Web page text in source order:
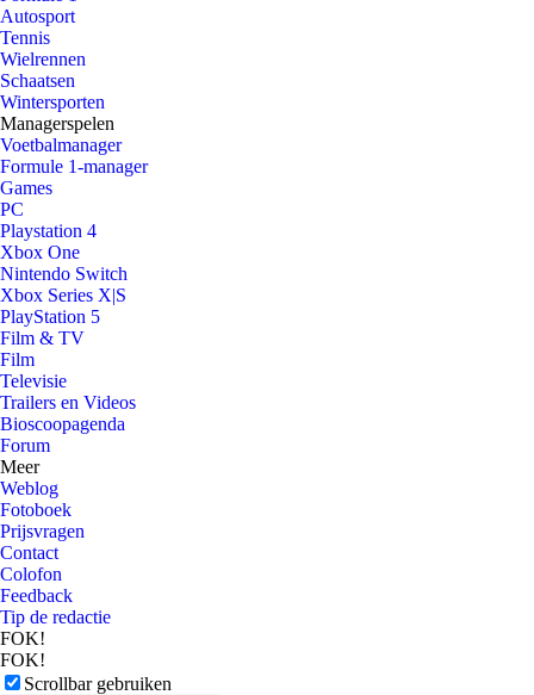
Autosport
Tennis
Wielrennen
Schaatsen
Wintersporten
Managerspelen
Voetbalmanager
Formule 1-manager
Games
PC
Playstation 4
Xbox One
Nintendo Switch
Xbox Series X|S
PlayStation 5
Film & TV
Film
Televisie
Trailers en Videos
Bioscoopagenda
Forum
Meer
Weblog
Fotoboek
Prijsvragen
Contact
Colofon
Feedback
Tip de redactie
FOK!
FOK!
Scrollbar gebruiken